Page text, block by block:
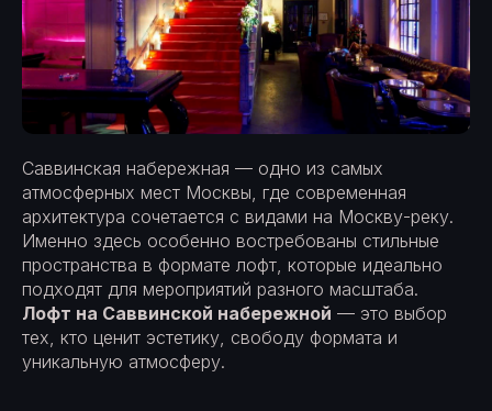
Саввинская набережная — одно из самых
атмосферных мест Москвы, где современная
архитектура сочетается с видами на Москву-реку.
Именно здесь особенно востребованы стильные
пространства в формате лофт, которые идеально
подходят для мероприятий разного масштаба.
Лофт на Саввинской набережной — это выбор
тех, кто ценит эстетику, свободу формата и
уникальную атмосферу.